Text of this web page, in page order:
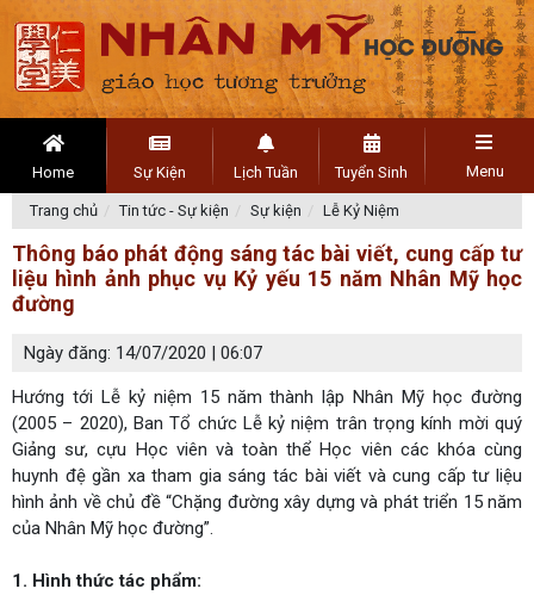
Home Sự Kiện Lịch Tuần Tuyển Sinh Menu
Trang chủ Tin tức - Sự kiện Sự kiện Lễ Kỷ Niệm
Thông báo phát động sáng tác bài viết, cung cấp tư
liệu hình ảnh phục vụ Kỷ yếu 15 năm Nhân Mỹ học
đường
Ngày đăng: 14/07/2020 | 06:07
Hướng tới Lễ kỷ niệm 15 năm thành lập Nhân Mỹ học đường
(2005 – 2020), Ban Tổ chức Lễ kỷ niệm trân trọng kính mời quý
Giảng sư, cựu Học viên và toàn thể Học viên các khóa cùng
huynh đệ gần xa tham gia sáng tác bài viết và cung cấp tư liệu
hình ảnh về chủ đề “Chặng đường xây dựng và phát triển 15 năm
của Nhân Mỹ học đường”.
1. Hình thức tác phẩm: